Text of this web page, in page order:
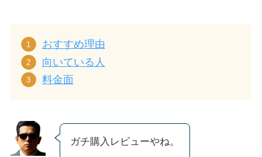
おすすめ理由
向いている人
料金面
ガチ購入レビューやね。